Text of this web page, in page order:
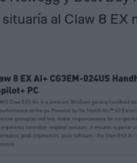
al Claw 8 EX